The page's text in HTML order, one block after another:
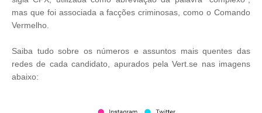
mas que foi associada a facções criminosas, como o Comando
Vermelho.
Saiba tudo sobre os números e assuntos mais quentes das
redes de cada candidato, apurados pela Vert.se nas imagens
abaixo: